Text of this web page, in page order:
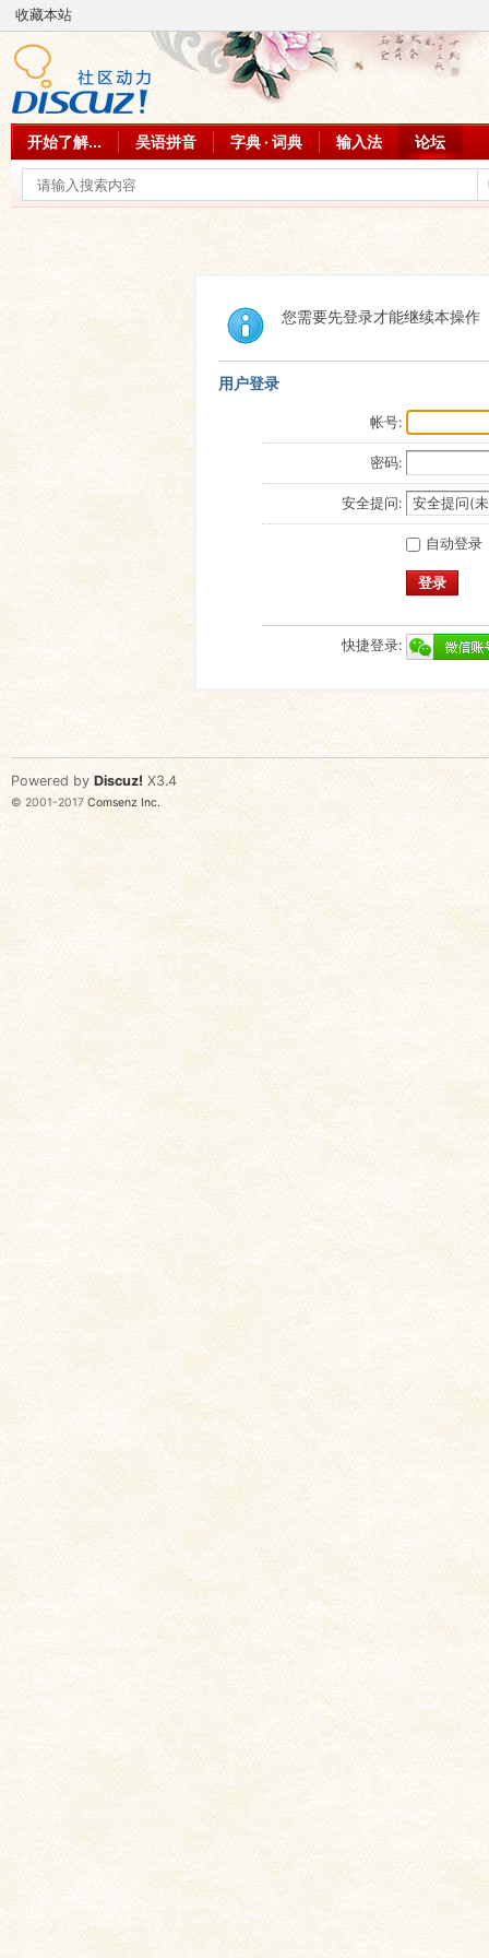
收藏本站
开始了解... 吴语拼音 字典 · 词典 输入法 论坛
您需要先登录才能继续本操作
用户登录
帐号:
密码:
安全提问:
自动登录
登录
快捷登录:
Powered by Discuz! X3.4
© 2001-2017 Comsenz Inc.